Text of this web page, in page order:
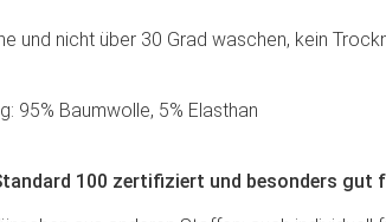
und nicht über 30 Grad waschen, kein
95% Baumwolle, 5% Elasthan
100 zertifiziert und besonders gut